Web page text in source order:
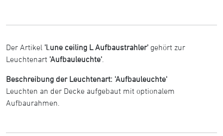
Der Artikel 'l.une ceiling L Aufbaustrahler' gehört zur
Leuchtenart 'Aufbauleuchte'
Beschreibung der Leuchtenart: 'Aufbauleuchte'
Leuchten an der Decke aufgebaut mit optionalem
Aufbaurahmen.